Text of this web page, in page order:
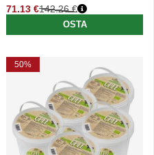
71.13 €
Normaali hinta
142.26 €
OSTA
50%